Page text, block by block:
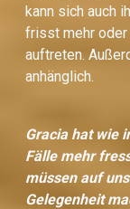
kann sich auch
frisst mehr oder
auftreten.
anhänglich.
Gracia hat wie
Fälle mehr
müssen auf
Gelegenheit